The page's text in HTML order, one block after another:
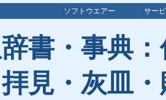
ソフトウエアー サー
書・事典
見・灰皿